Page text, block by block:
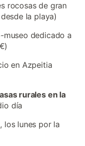
rocosas de gran
la playa)
museo dedicado a
en Azpeitia
rurales en la
día
los lunes por la